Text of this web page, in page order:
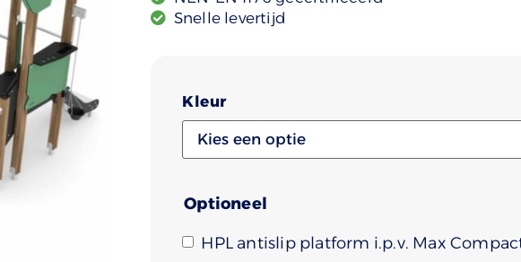
Snelle levertijd
Kleur
Optioneel
HPL antislip platform i.p.v. Max